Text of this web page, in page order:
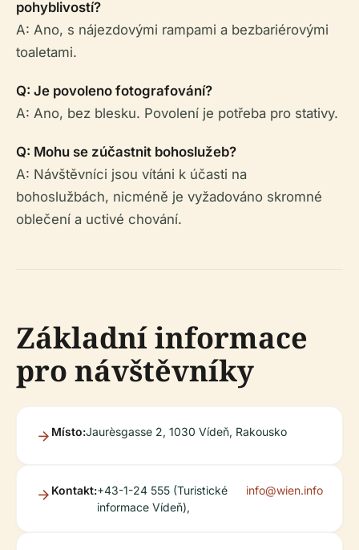
pohyblivostí?
A: Ano, s nájezdovými rampami a bezbariérovými
toaletami.
Q: Je povoleno fotografování?
A: Ano, bez blesku. Povolení je potřeba pro stativy.
Q: Mohu se zúčastnit bohoslužeb?
A: Návštěvníci jsou vítáni k účasti na
bohoslužbách, nicméně je vyžadováno skromné
oblečení a uctivé chování.
Základní informace
pro návštěvníky
Místo:Jaurèsgasse 2, 1030 Vídeň, Rakousko
Kontakt:+43-1-24 555 (Turistické
informace Vídeň),
info@wien.info